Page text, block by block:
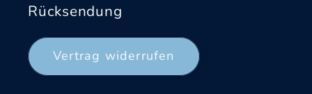
Rücksendung
Vertrag widerrufen